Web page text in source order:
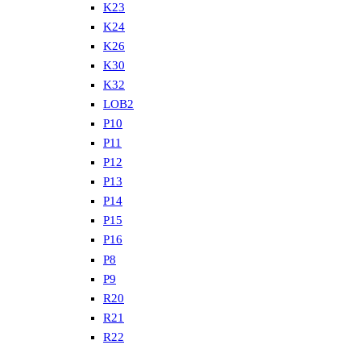
K23
K24
K26
K30
K32
LOB2
P10
P11
P12
P13
P14
P15
P16
P8
P9
R20
R21
R22